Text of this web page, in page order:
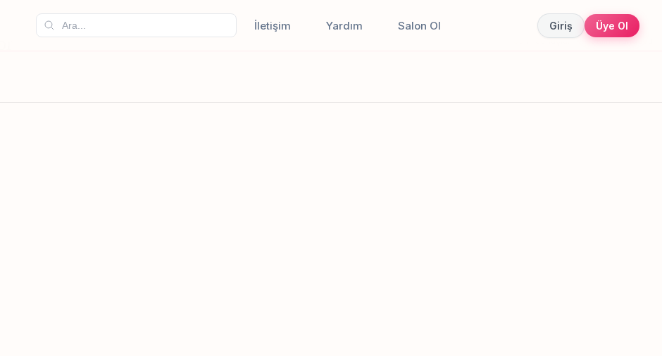
İletişim Yardım Salon Ol Giriş Üye Ol
Canlı sonuçlar Online randevu